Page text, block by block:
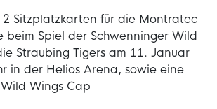
2 Sitzplatzkarten für die Montratec
beim Spiel der Schwenninger Wild
Straubing Tigers am 11. Januar
in der Helios Arena, sowie eine
Wings Cap